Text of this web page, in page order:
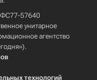
ФС77-57640
унитарное
агентство
технологий